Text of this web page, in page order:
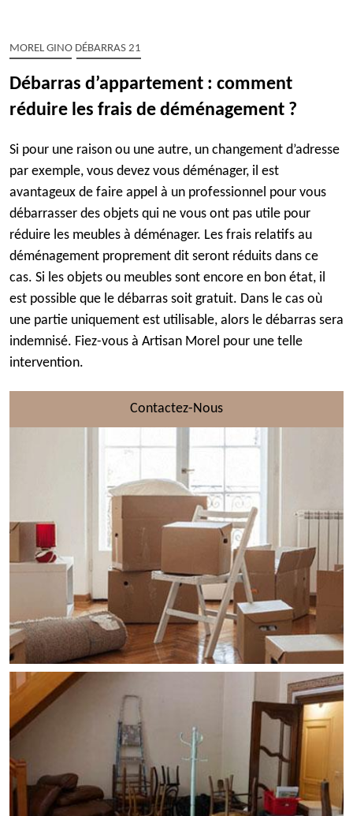
MOREL GINO DÉBARRAS 21
Débarras d’appartement : comment
réduire les frais de déménagement ?
Si pour une raison ou une autre, un changement d’adresse
par exemple, vous devez vous déménager, il est
avantageux de faire appel à un professionnel pour vous
débarrasser des objets qui ne vous ont pas utile pour
réduire les meubles à déménager. Les frais relatifs au
déménagement proprement dit seront réduits dans ce
cas. Si les objets ou meubles sont encore en bon état, il
est possible que le débarras soit gratuit. Dans le cas où
une partie uniquement est utilisable, alors le débarras sera
indemnisé. Fiez-vous à Artisan Morel pour une telle
intervention.
Contactez-Nous